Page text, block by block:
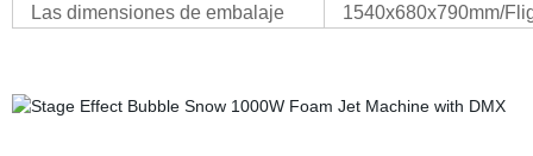
Las dimensiones de embalaje
1540x680x790mm/